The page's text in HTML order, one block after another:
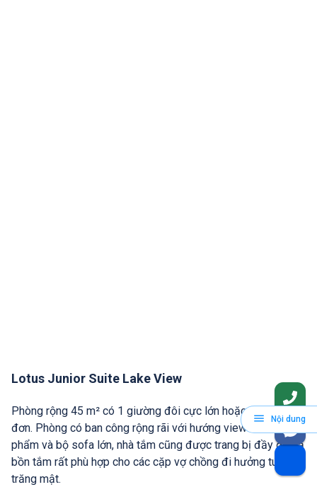
Lotus Junior Suite Lake View
Phòng rộng 45 m² có 1 giường đôi cực lớn hoặc 2 giường
đơn. Phòng có ban công rộng rãi với hướng view hồ sen cực
phẩm và bộ sofa lớn, nhà tắm cũng được trang bị đầy đủ cả
bồn tắm rất phù hợp cho các cặp vợ chồng đi hưởng tuần
trăng mật.
Nội dung